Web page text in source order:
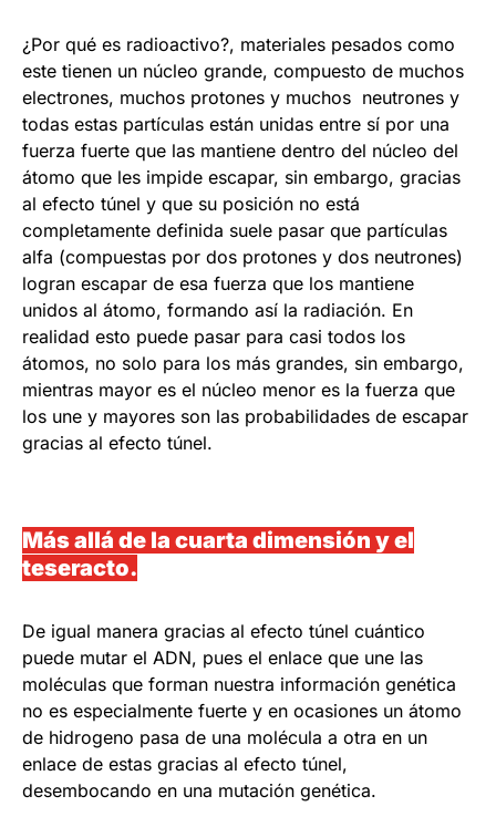
¿Por qué es radioactivo?, materiales pesados como
este tienen un núcleo grande, compuesto de muchos
electrones, muchos protones y muchos neutrones y
todas estas partículas están unidas entre sí por una
fuerza fuerte que las mantiene dentro del núcleo del
átomo que les impide escapar, sin embargo, gracias
al efecto túnel y que su posición no está
completamente definida suele pasar que partículas
alfa (compuestas por dos protones y dos neutrones)
logran escapar de esa fuerza que los mantiene
unidos al átomo, formando así la radiación. En
realidad esto puede pasar para casi todos los
átomos, no solo para los más grandes, sin embargo,
mientras mayor es el núcleo menor es la fuerza que
los une y mayores son las probabilidades de escapar
gracias al efecto túnel.
Más allá de la cuarta dimensión y el
teseracto.
De igual manera gracias al efecto túnel cuántico
puede mutar el ADN, pues el enlace que une las
moléculas que forman nuestra información genética
no es especialmente fuerte y en ocasiones un átomo
de hidrogeno pasa de una molécula a otra en un
enlace de estas gracias al efecto túnel,
desembocando en una mutación genética.